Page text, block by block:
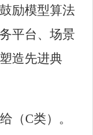
励模型算法
平台、场景
造先进典
（C类） 。